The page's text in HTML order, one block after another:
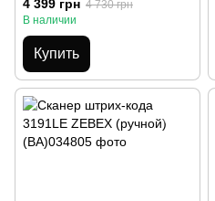
4 399 грн 4 730 грн
В наличии
Купить